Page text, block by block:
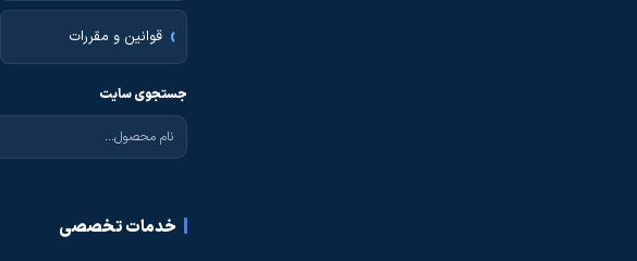
قوانین و مقررات
جستجوی سایت
خدمات تخصصی